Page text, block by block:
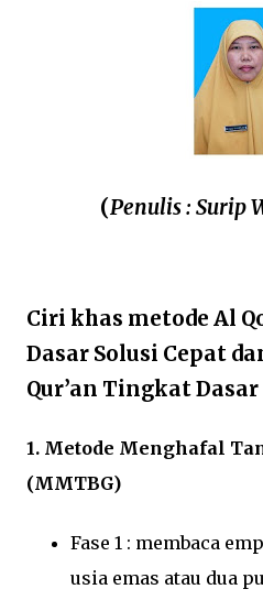
(Penulis : Surip
Ciri khas metode Al
Dasar Solusi Cepat
Qur’an Tingkat Dasar
1. Metode Menghafal
(MMTBG)
Fase 1 : membaca
usia emas atau dua